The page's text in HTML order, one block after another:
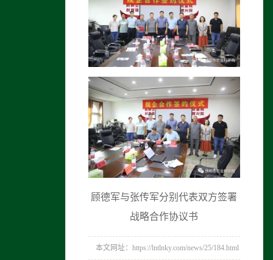
顾德军与张传军分别代表双方签署
战略合作协议书
本文网址：https://lntlnky.com/news/25/184.html